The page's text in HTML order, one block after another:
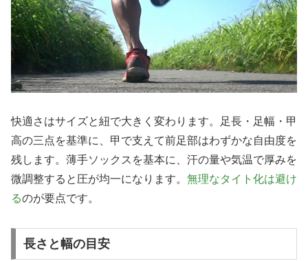
快適さはサイズと紐で大きく変わります。足長・足幅・甲
高の三点を基準に、甲で支えて前足部はわずかな自由度を
残します。薄手ソックスを基本に、汗の量や気温で厚みを
微調整すると圧が均一になります。 無理なタイト化は避け
るのが要点です。
長さと幅の目安